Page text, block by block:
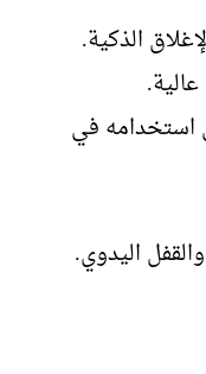
الذكية.
استخدامه في
اليدوي.